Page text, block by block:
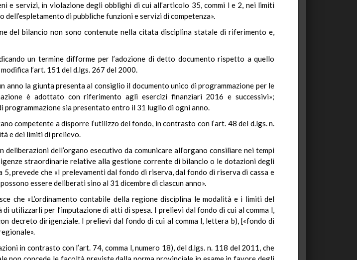
e servizi, in violazione degli obblighi di cui all’articolo 35, commi l e 2, nei limiti
di pubbliche funzioni e servizi di competenza».
del bilancio non sono contenute nella citata disciplina statale di riferimento e,
un termine difforme per l’adozione di detto documento rispetto a quello
l’art. 151 del d.lgs. 267 del 2000.
anno la giunta presenta al consiglio il documento unico di programmazione per le
è adottato con riferimento agli esercizi finanziari 2016 e successivi»;
programmazione sia presentato entro il 31 luglio di ogni anno.
competente a disporre l’utilizzo del fondo, in contrasto con l’art. 48 del d.lgs. n.
e dei limiti di prelievo.
dell’organo esecutivo da comunicare all’organo consiliare nei tempi
straordinarie relative alla gestione corrente di bilancio o le dotazioni degli
prevede che «I prelevamenti dal fondo di riserva, dal fondo di riserva di cassa e
essere deliberati sino al 31 dicembre di ciascun anno».
che «L’ordinamento contabile della regione disciplina le modalità e i limiti del
utilizzarli per l’imputazione di atti di spesa. I prelievi dal fondo di cui al comma l,
decreto dirigenziale. I prelievi dal fondo di cui al comma l, lettera b), [«fondo di
in contrasto con l’art. 74, comma l, numero 18), del d.lgs. n. 118 del 2011, che